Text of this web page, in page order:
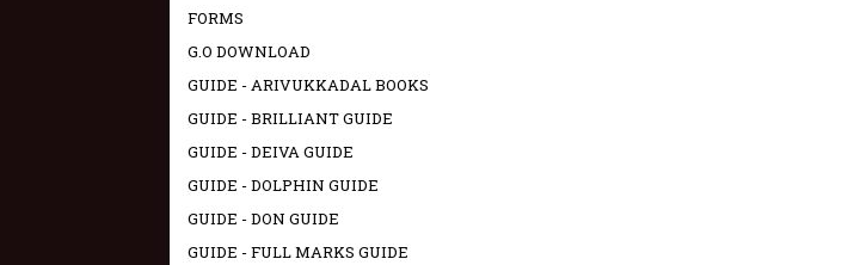
FORMS
G.O DOWNLOAD
GUIDE - ARIVUKKADAL BOOKS
GUIDE - BRILLIANT GUIDE
GUIDE - DEIVA GUIDE
GUIDE - DOLPHIN GUIDE
GUIDE - DON GUIDE
GUIDE - FULL MARKS GUIDE